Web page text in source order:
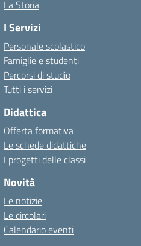
La Storia
I Servizi
Personale scolastico
Famiglie e studenti
Percorsi di studio
Tutti i servizi
Didattica
Offerta formativa
Le schede didattiche
I progetti delle classi
Novità
Le notizie
Le circolari
Calendario eventi